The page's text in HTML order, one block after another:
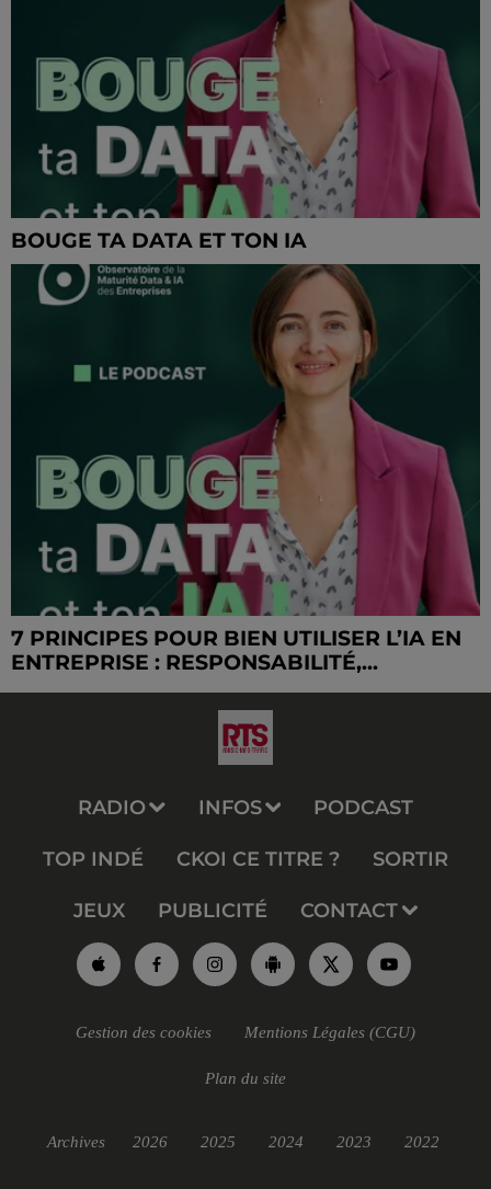
BOUGE TA DATA ET TON IA
7 PRINCIPES POUR BIEN UTILISER L’IA EN
ENTREPRISE : RESPONSABILITÉ,...
RADIO INFOS PODCAST
TOP INDÉ CKOI CE TITRE ? SORTIR
JEUX PUBLICITÉ CONTACT
Gestion des cookies Mentions Légales (CGU)
Plan du site
Archives 2026 2025 2024 2023 2022